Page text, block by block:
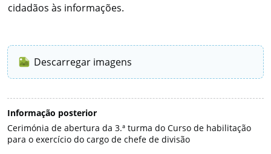
cidadãos às informações.
Descarregar imagens
Informação posterior
Cerimónia de abertura da 3.ª turma do Curso de habilitação
para o exercício do cargo de chefe de divisão